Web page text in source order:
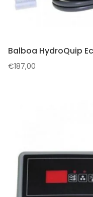
Balboa HydroQuip
€187,00